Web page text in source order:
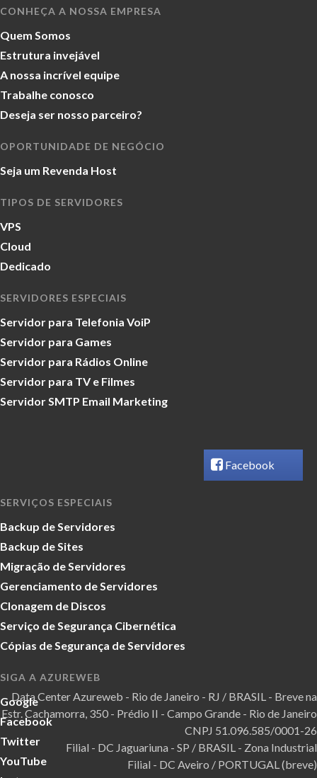
CONHEÇA A NOSSA EMPRESA
Quem Somos
Estrutura invejável
A nossa incrível equipe
Trabalhe conosco
Deseja ser nosso parceiro?
OPORTUNIDADE DE NEGÓCIO
Seja um Revenda Host
TIPOS DE SERVIDORES
VPS
Cloud
Dedicado
SERVIDORES ESPECIAIS
Servidor para Telefonia VoiP
Servidor para Games
Servidor para Rádios Online
Servidor para TV e Filmes
Servidor SMTP Email Marketing
Facebook
SERVIÇOS ESPECIAIS
Backup de Servidores
Backup de Sites
Migração de Servidores
Gerenciamento de Servidores
Clonagem de Discos
Serviço de Segurança Cibernética
Cópias de Segurança de Servidores
SIGA A AZUREWEB
Google
Facebook
Twitter
YouTube
Data Center Azureweb - Rio de Janeiro - RJ / BRASIL - Breve na
Estr. Cachamorra, 350 - Prédio II - Campo Grande - Rio de Janeiro
CNPJ 51.096.585/0001-26
Filial - DC Jaguariuna - SP / BRASIL - Zona Industrial
Filial - DC Aveiro / PORTUGAL (breve)